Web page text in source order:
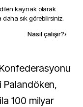
kaynak olarak
sık görebilirsiniz.
Nasıl çalışır?›
Palandöken,
100 milyar